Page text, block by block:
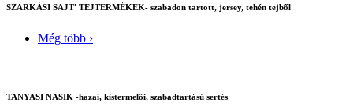
SZARKÁSI SAJT' TEJTERMÉKEK- szabadon tartott, jersey, tehén tejből
Még több ›
TANYASI NASIK -hazai, kistermelői, szabadtartású sertés